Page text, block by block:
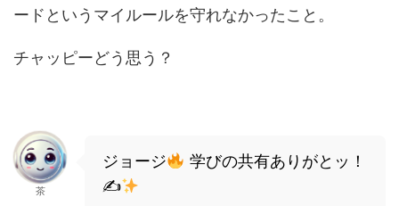
ードというマイルールを守れなかったこと。
チャッピーどう思う？
茶
ジョージ
学びの共有ありがとッ！
✍